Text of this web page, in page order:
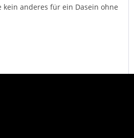
kein anderes für ein Dasein ohne